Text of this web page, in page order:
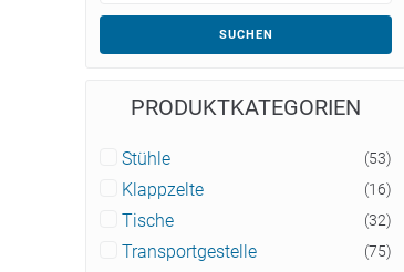
SUCHEN
PRODUKTKATEGORIEN
Stühle (53)
Klappzelte (16)
Tische (32)
Transportgestelle (75)